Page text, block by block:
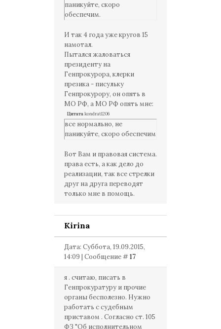
паникуйте, скоро
обеспечим.
И так 4 года уже кругов 15
намотал.
Пытался жаловаться
президенту на
Генпрокурора, клерки
презика - писульку
Генпрокурору, он опять в
МО РФ, а МО РФ опять мне:
Цитатаkondrat1206
все нормально, не
паникуйте, скоро обеспечим
Вот Вам и правовая система.
права есть, а как дело до
реализации, так все стрелки
друг на друга переводят
только мне в помощь.
Kirina
Дата: Суббота, 19.09.2015,
14:09 | Сообщение #17
я . считаю, писать в
Генпрокуратуру и прочие
органы бесполезно. Нужно
работать с судебным
приставом . Согласно ст. 105
ФЗ "Об исполнительном